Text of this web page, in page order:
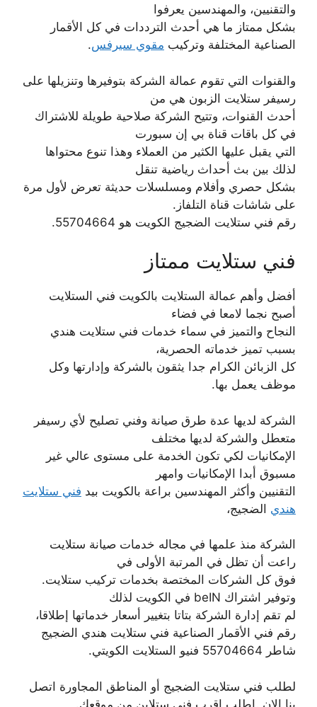
والتقنيين، والمهندسين يعرفوا
بشكل ممتاز ما هي أحدث الترددات في كل الأقمار
الصناعية المختلفة وتركيب مقوي سيرفس.
والقنوات التي تقوم عمالة الشركة بتوفيرها وتنزيلها على
رسيفر ستلايت الزبون هي من
أحدث القنوات، وتتيح الشركة صلاحية طويلة للاشتراك
في كل باقات قناة بي إن سبورت
التي يقبل عليها الكثير من العملاء وهذا تنوع محتواها
لذلك بين بث أحداث رياضية تنقل
بشكل حصري وأفلام ومسلسلات حديثة تعرض لأول مرة
على شاشات قناة التلفاز.
رقم فني ستلايت الضجيج الكويت هو 55704664.
فني ستلايت ممتاز
أفضل وأهم عمالة الستلايت بالكويت فني الستلايت
أصبح نجما لامعا في فضاء
النجاح والتميز في سماء خدمات فني ستلايت هندي
بسبب تميز خدماته الحصرية،
كل الزبائن الكرام جدا يثقون بالشركة وإدارتها وكل
موظف يعمل بها.
الشركة لديها عدة طرق صيانة وفني تصليح لأي رسيفر
متعطل والشركة لديها مختلف
الإمكانيات لكي تكون الخدمة على مستوى عالي غير
مسبوق أبدا الإمكانيات وامهر
التقنيين وأكثر المهندسين براعة بالكويت بيد فني ستلايت
هندي الضجيج،
الشركة منذ علمها في مجاله خدمات صيانة ستلايت
راعت أن تظل في المرتبة الأولى في
فوق كل الشركات المختصة بخدمات تركيب ستلايت.
وتوفير اشتراك beIN في الكويت لذلك
لم تقم إدارة الشركة بتاتا بتغيير أسعار خدماتها إطلاقا،
رقم فني الأقمار الصناعية فني ستلايت هندي الضجيج
شاطر 55704664 فنيو الستلايت الكويتي.
لطلب فني ستلايت الضجيج أو المناطق المجاورة اتصل
بنا الان ,اطلب اقرب فني ستلاين من موقعك.